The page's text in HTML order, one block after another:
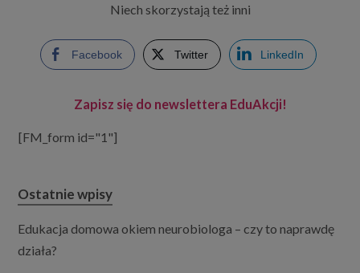
Niech skorzystają też inni
Facebook Twitter LinkedIn
Zapisz się do newslettera EduAkcji!
[FM_form id="1"]
Ostatnie wpisy
Edukacja domowa okiem neurobiologa – czy to naprawdę
działa?